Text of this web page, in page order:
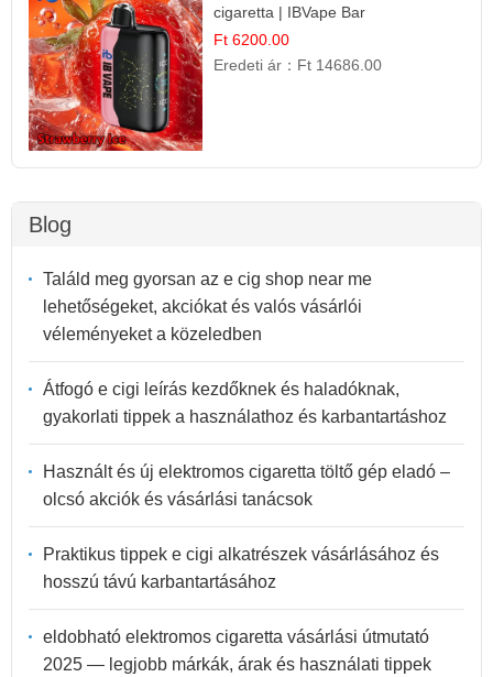
cigaretta | IBVape Bar
Ft 6200.00
Eredeti ár： Ft 14686.00
Blog
Találd meg gyorsan az e cig shop near me
lehetőségeket, akciókat és valós vásárlói
véleményeket a közeledben
Átfogó e cigi leírás kezdőknek és haladóknak,
gyakorlati tippek a használathoz és karbantartáshoz
Használt és új elektromos cigaretta töltő gép eladó –
olcsó akciók és vásárlási tanácsok
Praktikus tippek e cigi alkatrészek vásárlásához és
hosszú távú karbantartásához
eldobható elektromos cigaretta vásárlási útmutató
2025 — legjobb márkák, árak és használati tippek